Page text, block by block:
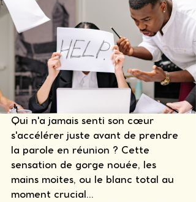
Qui n'a jamais senti son cœur
s'accélérer juste avant de prendre
la parole en réunion ? Cette
sensation de gorge nouée, les
mains moites, ou le blanc total au
moment crucial...